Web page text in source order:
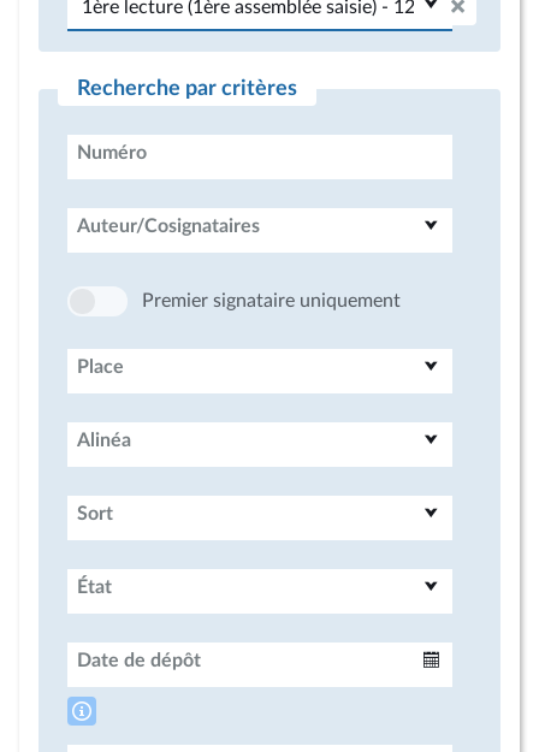
Recherche par critères
Numéro
Auteur/Cosignataires
Premier signataire uniquement
Place
Alinéa
Sort
État
Date de dépôt